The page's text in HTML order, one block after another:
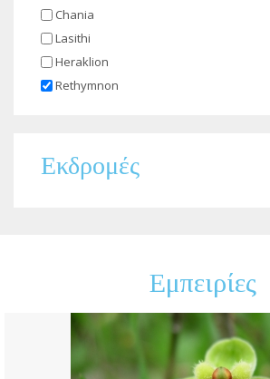
Chania
Lasithi
Heraklion
Rethymnon
Εκδρομές
Εμπειρίες